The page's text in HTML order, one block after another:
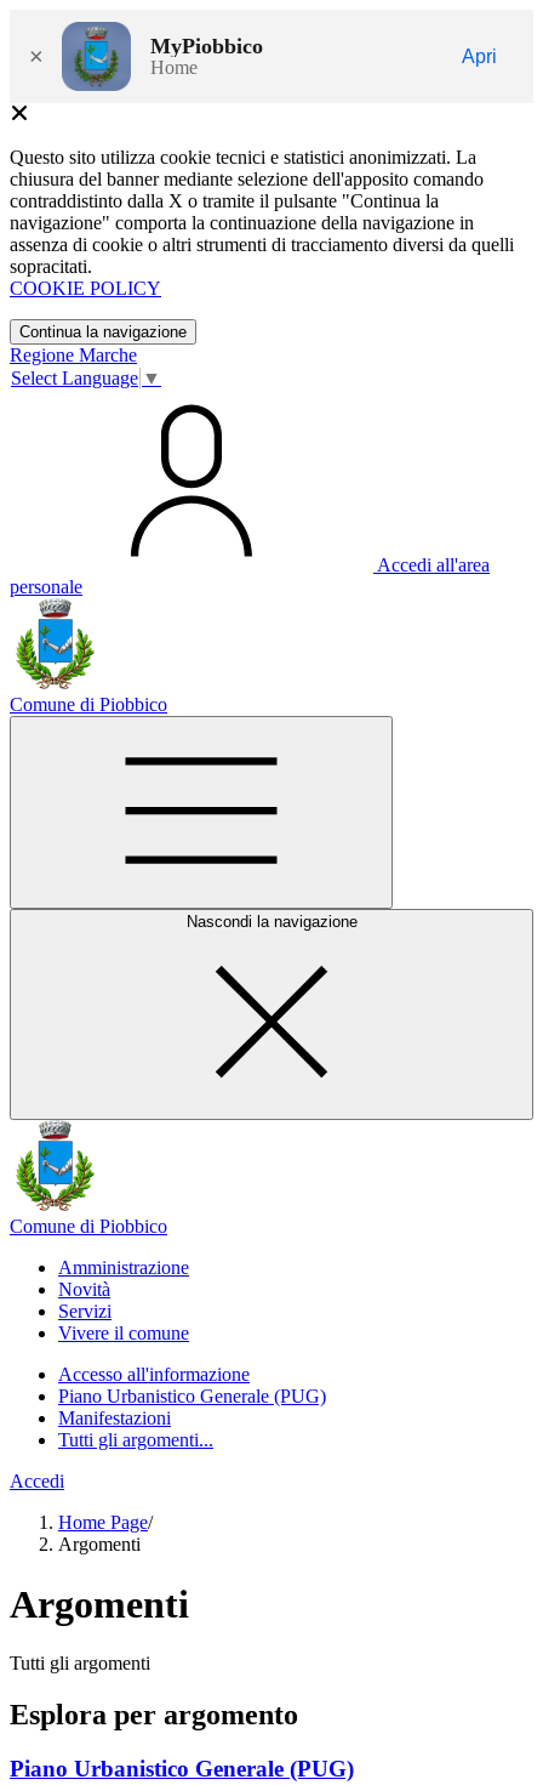
× MyPiobbico
Home
Apri
Questo sito utilizza cookie tecnici e statistici anonimizzati. La
chiusura del banner mediante selezione dell'apposito comando
contraddistinto dalla X o tramite il pulsante "Continua la
navigazione" comporta la continuazione della navigazione in
assenza di cookie o altri strumenti di tracciamento diversi da quelli
sopracitati.
COOKIE POLICY
Continua la navigazione
Regione Marche
Select Language ▼
Accedi all'area
personale
Comune di Piobbico
Nascondi la navigazione
Comune di Piobbico
Amministrazione
Novità
Servizi
Vivere il comune
Accesso all'informazione
Piano Urbanistico Generale (PUG)
Manifestazioni
Tutti gli argomenti...
Accedi
Home Page/
Argomenti
Argomenti
Tutti gli argomenti
Esplora per argomento
Piano Urbanistico Generale (PUG)